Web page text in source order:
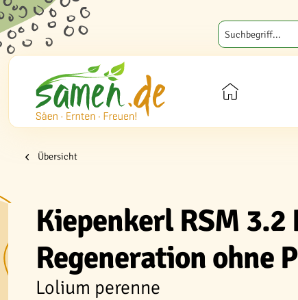
Übersicht
Kiepenkerl RSM
Regeneration ohne
Lolium perenne